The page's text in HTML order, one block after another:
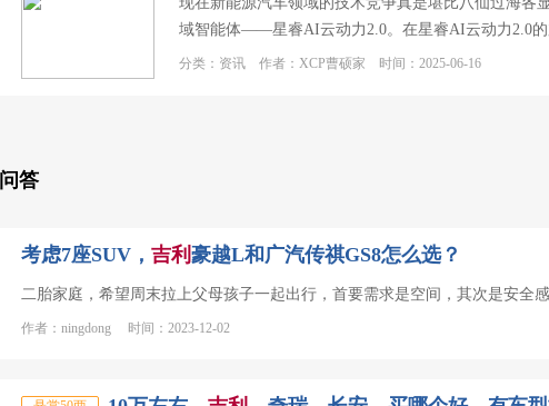
域智能体——星睿AI云动力2.0。在星睿AI云动力2.0的
分类：资讯 作者：XCP曹硕家 时间：2025-06-16
问答
考虑7座SUV， 吉利 豪越L和广汽传祺GS8怎么选？
二胎家庭，希望周末拉上父母孩子一起出行，首要需求是空间，其次是安全
作者：ningdong 时间：2023-12-02